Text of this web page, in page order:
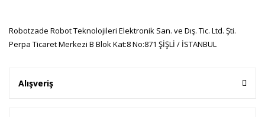
Robotzade Robot Teknolojileri Elektronik San. ve Dış. Tic. Ltd. Şti.
Perpa Ticaret Merkezi B Blok Kat:8 No:871 ŞİŞLİ / İSTANBUL
Alışveriş